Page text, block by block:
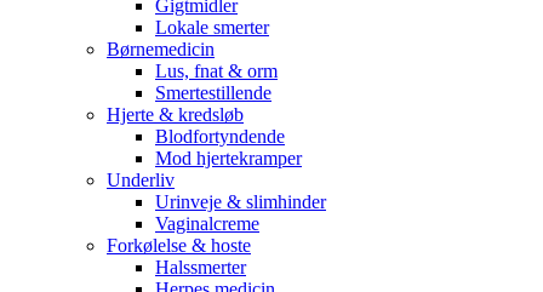
Gigtmidler
Lokale smerter
Børnemedicin
Lus, fnat & orm
Smertestillende
Hjerte & kredsløb
Blodfortyndende
Mod hjertekramper
Underliv
Urinveje & slimhinder
Vaginalcreme
Forkølelse & hoste
Halssmerter